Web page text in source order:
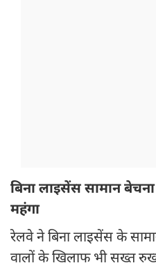
बिना लाइसेंस सामान
महंगा
रेलवे ने बिना लाइसेंस के
वालों के खिलाफ भी सख्त